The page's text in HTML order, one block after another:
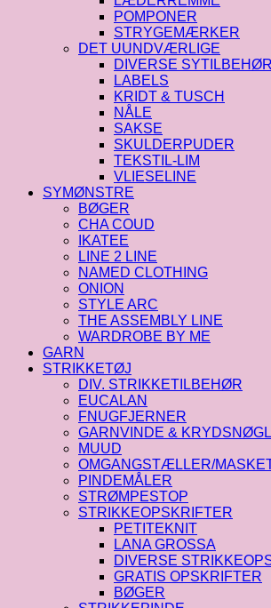
POMPONER
STRYGEMÆRKER
DET UUNDVÆRLIGE
DIVERSE SYTILBEHØR
LABELS
KRIDT & TUSCH
NÅLE
SAKSE
SKULDERPUDER
TEKSTIL-LIM
VLIESELINE
SYMØNSTRE
BØGER
CHA COUD
IKATEE
LINE 2 LINE
NAMED CLOTHING
ONION
STYLE ARC
THE ASSEMBLY LINE
WARDROBE BY ME
GARN
STRIKKETØJ
DIV. STRIKKETILBEHØR
EUCALAN
FNUGFJERNER
GARNVINDE &
MUUD
OMGANGSTÆLLER/
PINDEMÅLER
STRØMPESTOP
STRIKKEOPSKRIFTER
PETITEKNIT
LANA GROSSA
DIVERSE
GRATIS OPSKRIFTER
BØGER